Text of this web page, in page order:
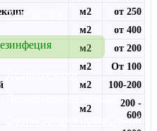
Химчистка
Дезинфекция помещений
м2
от 250
м2
от 400
м2
от 200
м2
От 100
м2 100-200
м2
200 -
600